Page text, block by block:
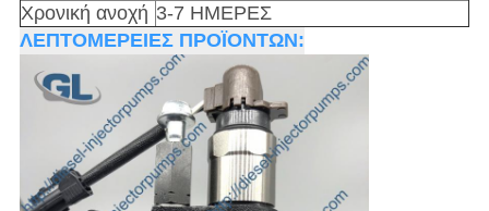
Χρονική ανοχή 3-7 ΗΜΕΡΕΣ
ΛΕΠΤΟΜΕΡΕΙΕΣ ΠΡΟΪΟΝΤΩΝ: